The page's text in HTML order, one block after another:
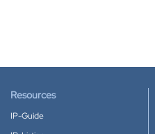
Resources
IP-Guide